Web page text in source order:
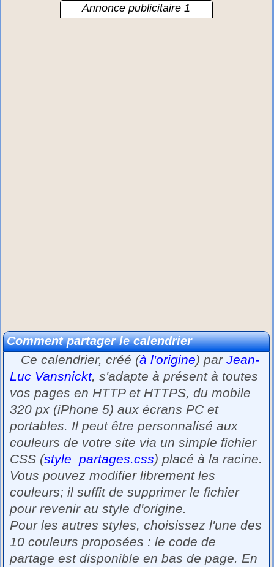
Annonce publicitaire 1
Comment partager le calendrier
Ce calendrier, créé (à l'origine) parJean-
Luc Vansnickt, s'adapte à présent à toutes
vos pages en HTTP et HTTPS, du mobile
320 px (iPhone 5) aux écrans PC et
portables. Il peut être personnalisé aux
couleurs de votre site via un simple fichier
CSS (style_partages.css) placé à la racine.
Vous pouvez modifier librement les
couleurs; il suffit de supprimer le fichier
pour revenir au style d'origine.
Pour les autres styles, choisissez l'une des
10 couleurs proposées : le code de
partage est disponible en bas de page. En